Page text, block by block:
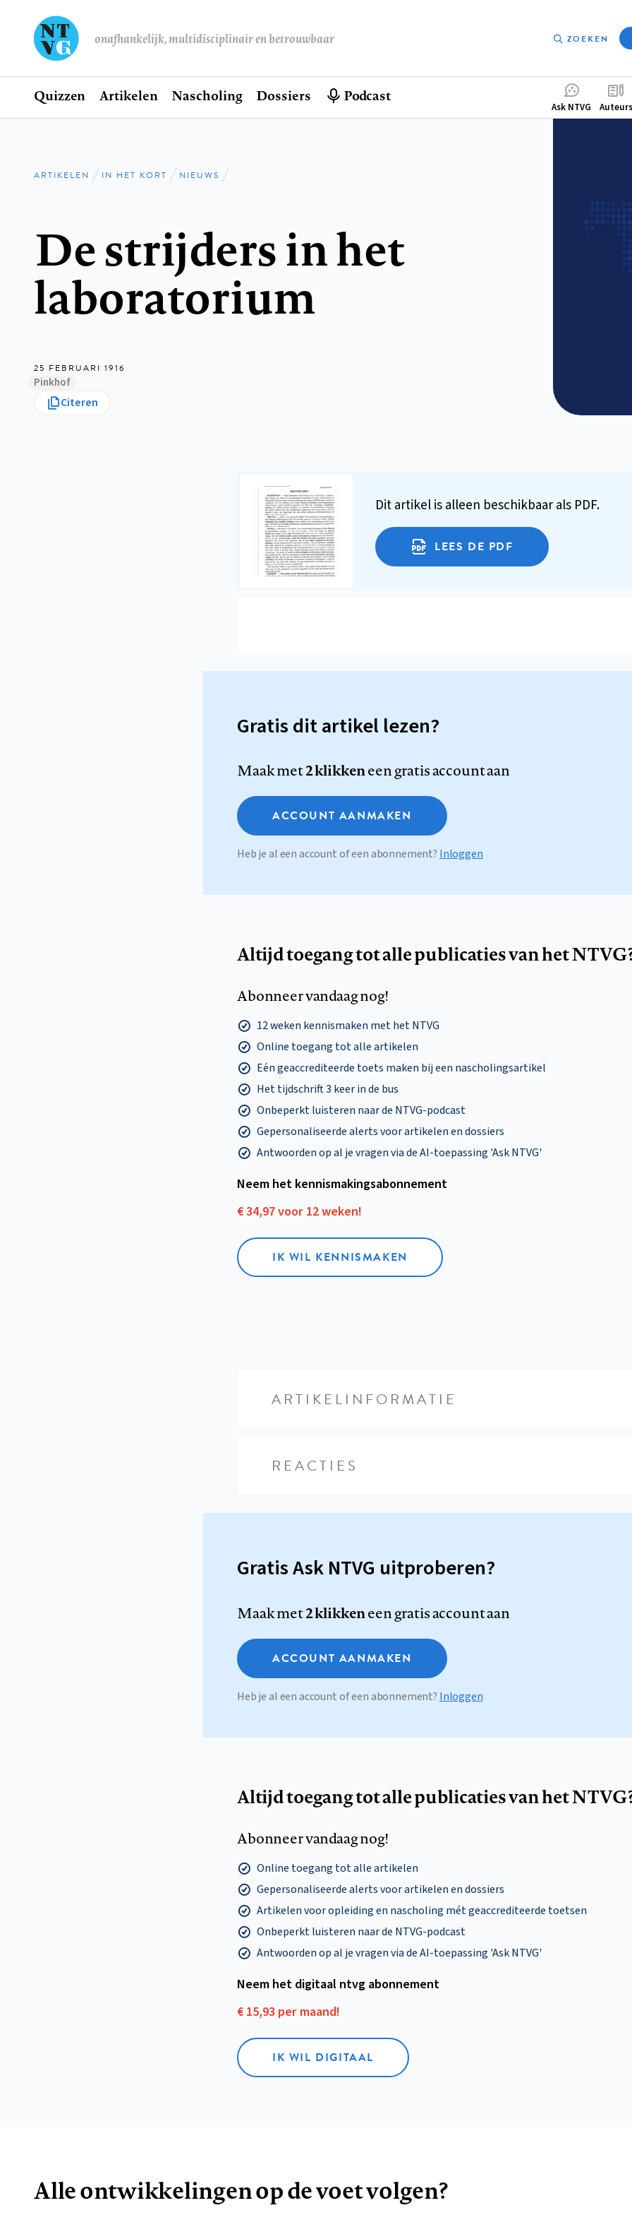
onafhankelijk, multidisciplinair en betrouwbaar ZOEKEN
Hoofdnavigatie
Home
Quizzen Artikelen Nascholing Dossiers Podcast
Ask NTVG Auteurs
Kruimelpad
ARTIKELEN IN HET KORT NIEUWS
De strijders in het
laboratorium
25 FEBRUARI 1916
Pinkhof
Citeren
Dit artikel is alleen beschikbaar als PDF.
LEES DE PDF
Gratis dit artikel lezen?
Maak met2 klikkeneen gratis account aan
ACCOUNT AANMAKEN
Heb je al een account of een abonnement? Inloggen
Altijd toegang tot alle publicaties van het
Abonneer vandaag nog!
12 weken kennismaken met het NTVG
Online toegang tot alle artikelen
Eén geaccrediteerde toets maken bij een nascholingsartikel
Het tijdschrift 3 keer in de bus
Onbeperkt luisteren naar de NTVG-podcast
Gepersonaliseerde alerts voor artikelen en dossiers
Antwoorden op al je vragen via de AI-toepassing 'Ask NTVG'
Neem het kennismakings­abonnement
€ 34,97 voor 12 weken!
IK WIL KENNISMAKEN
ARTIKELINFORMATIE
REACTIES
Gratis Ask NTVG uitproberen?
Maak met2 klikkeneen gratis account aan
ACCOUNT AANMAKEN
Heb je al een account of een abonnement? Inloggen
Altijd toegang tot alle publicaties van het
Abonneer vandaag nog!
Online toegang tot alle artikelen
Gepersonaliseerde alerts voor artikelen en dossiers
Artikelen voor opleiding en nascholing mét geaccrediteerde toetsen
Onbeperkt luisteren naar de NTVG-podcast
Antwoorden op al je vragen via de AI-toepassing 'Ask NTVG'
Neem het digitaal ntvg abonnement
€ 15,93 per maand!
IK WIL DIGITAAL
Alle ontwikkelingen op de voet volgen?